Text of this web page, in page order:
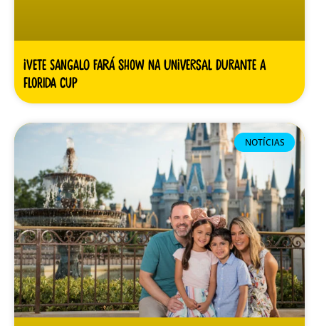
Ivete Sangalo fará show na Universal durante a
Florida Cup
NOTÍCIAS